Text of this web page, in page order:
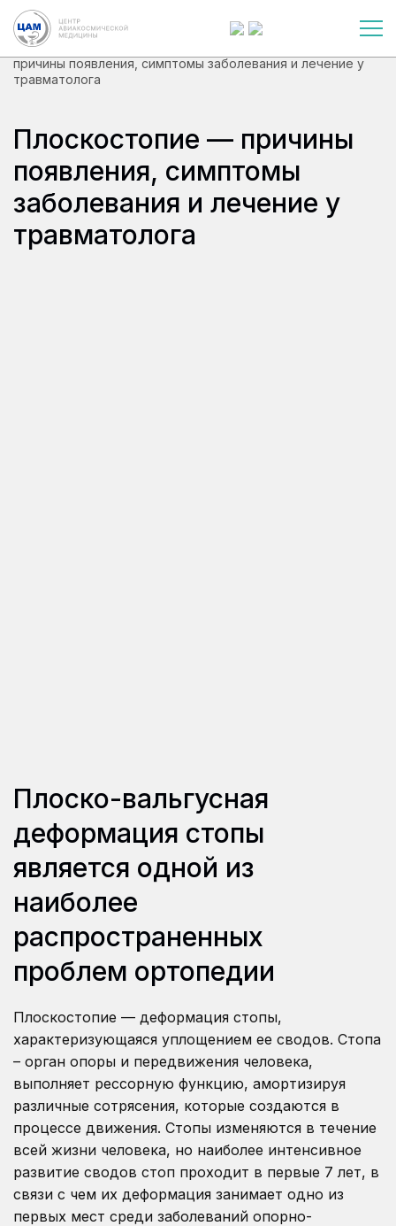
О центре
причины появления, симптомы заболевания и лечение у
травматолога
Плоскостопие — причины
появления, симптомы
заболевания и лечение у
травматолога
Плоско-вальгусная
деформация стопы
является одной из
наиболее
распространенных
проблем ортопедии
Плоскостопие — деформация стопы,
характеризующаяся уплощением ее сводов. Стопа
– орган опоры и передвижения человека,
выполняет рессорную функцию, амортизируя
различные сотрясения, которые создаются в
процессе движения. Стопы изменяются в течение
всей жизни человека, но наиболее интенсивное
развитие сводов стоп проходит в первые 7 лет, в
связи с чем их деформация занимает одно из
первых мест среди заболеваний опорно-